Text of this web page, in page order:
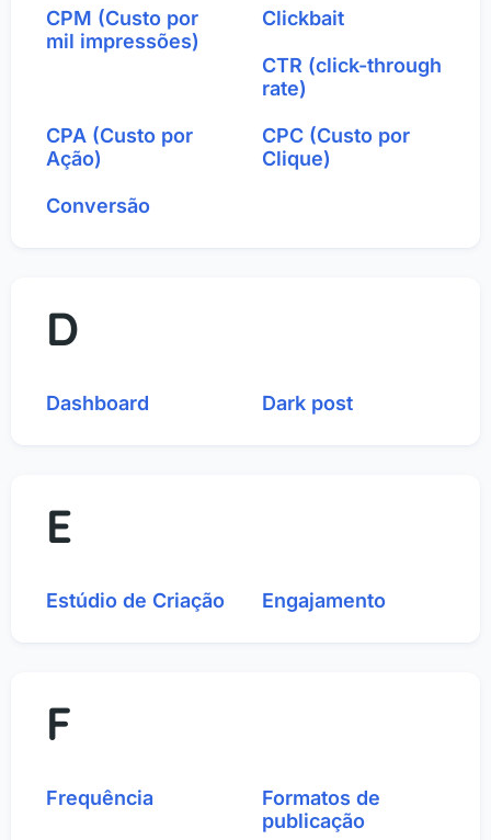
CPM (Custo por
mil impressões)
Clickbait
CTR (click-through
rate)
CPA (Custo por
Ação)
CPC (Custo por
Clique)
Conversão
D
Dashboard Dark post
E
Estúdio de Criação Engajamento
F
Frequência
Formatos de
publicação